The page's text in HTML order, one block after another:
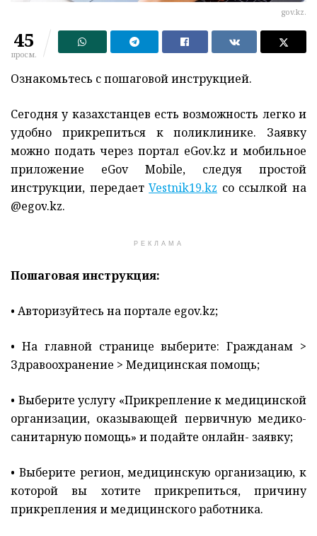
gov.kz.
45
просм.
Ознакомьтесь с пошаговой инструкцией.
Сегодня у казахстанцев есть возможность легко и
удобно прикрепиться к поликлинике. Заявку
можно подать через портал eGov.kz и мобильное
приложение eGov Mobile, следуя простой
инструкции, передаетVestnik19.kz со ссылкой на
@egov.kz.
РЕКЛАМА
Пошаговая инструкция:
• Авторизуйтесь на портале egov.kz;
• На главной странице выберите: Гражданам >
Здравоохранение > Медицинская помощь;
• Выберите услугу «Прикрепление к медицинской
организации, оказывающей первичную медико-
санитарную помощь» и подайте онлайн- заявку;
• Выберите регион, медицинскую организацию, к
которой вы хотите прикрепиться, причину
прикрепления и медицинского работника.